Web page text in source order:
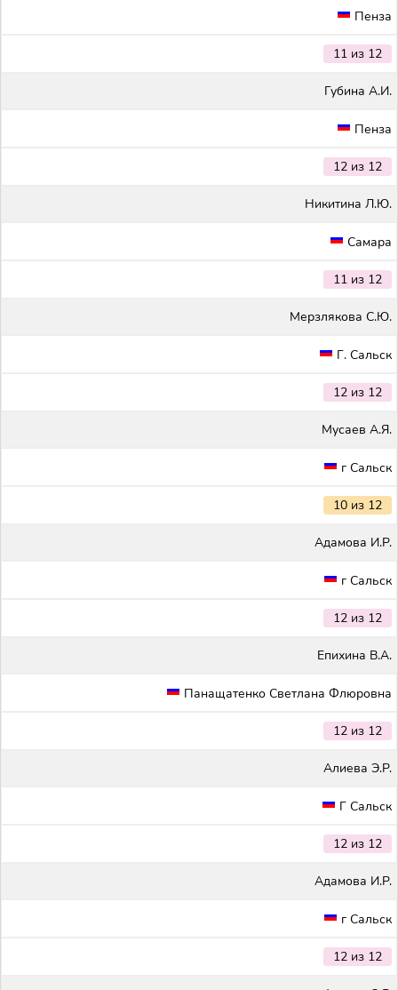
Пенза
11 из 12
Губина А.И.
Пенза
12 из 12
Никитина Л.Ю.
Самара
11 из 12
Мерзлякова С.Ю.
Г. Сальск
12 из 12
Мусаев А.Я.
г Сальск
10 из 12
Адамова И.Р.
г Сальск
12 из 12
Епихина В.А.
Панащатенко Светлана Флюровна
12 из 12
Алиева Э.Р.
Г Сальск
12 из 12
Адамова И.Р.
г Сальск
12 из 12